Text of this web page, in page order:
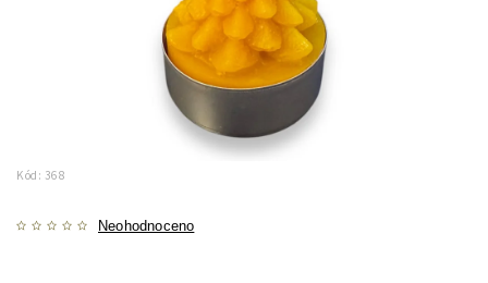
Kód: 368
Neohodnoceno